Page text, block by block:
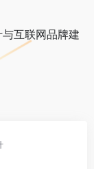
互联网品牌建